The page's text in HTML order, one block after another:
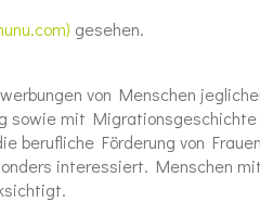
gesehen.
von Menschen
sowie mit Migrationsgeschichte
berufliche Förderung von
interessiert. Menschen